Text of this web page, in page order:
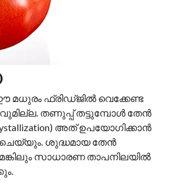
മധുരം ഫ്രിഡ്ജിൽ വെക്കേണ്ട
തണുപ്പ് തട്ടുമ്പോൾ തേൻ
അത് ഉപയോഗിക്കാൻ
ശുദ്ധമായ തേൻ
സാധാരണ താപനിലയിൽ